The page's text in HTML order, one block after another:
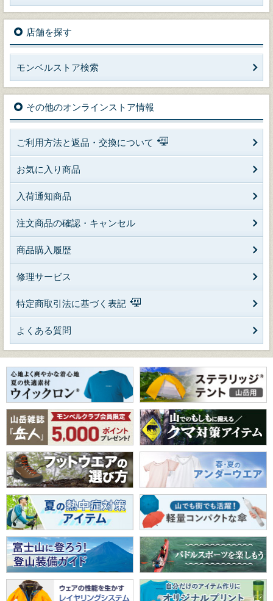
店舗を探す
モンベルストア検索
その他のオンラインストア情報
ご利用方法と返品・交換について
お気に入り商品
入荷通知商品
注文商品の確認・キャンセル
商品購入履歴
修理サービス
特定商取引法に基づく表記
よくある質問